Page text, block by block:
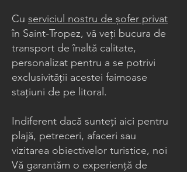
Cu serviciul nostru de șofer privat
în Saint-Tropez, vă veți bucura de
transport de înaltă calitate,
personalizat pentru a se potrivi
exclusivității acestei faimoase
stațiuni de pe litoral.
Indiferent dacă sunteți aici pentru
plajă, petreceri, afaceri sau
vizitarea obiectivelor turistice, noi
Vă garantăm o experiență de